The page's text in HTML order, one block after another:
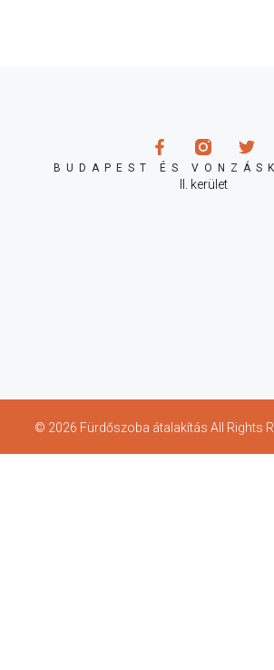
BUDAPEST ÉS
II. kerület
© 2026 Fürdőszoba átalakítás All Rights